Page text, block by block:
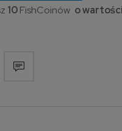
10FishCoinów